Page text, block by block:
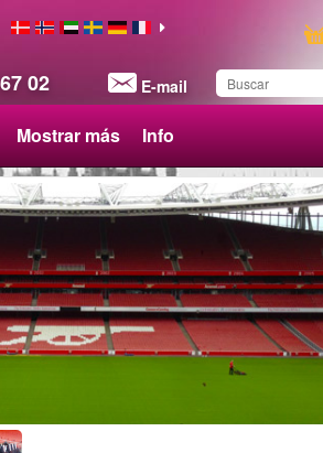
02 E-mail
Mostrar más Info
Ha guardado este
producto en su lista